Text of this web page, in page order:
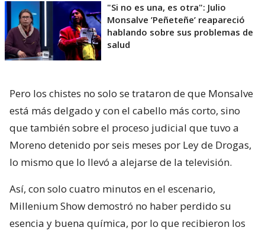
"Si no es una, es otra": Julio
Monsalve ’Peñeteñe’ reapareció
hablando sobre sus problemas de
salud
Pero los chistes no solo se trataron de que Monsalve
está más delgado y con el cabello más corto, sino
que también sobre el proceso judicial que tuvo a
Moreno detenido por seis meses por Ley de Drogas,
lo mismo que lo llevó a alejarse de la televisión.
Así, con solo cuatro minutos en el escenario,
Millenium Show demostró no haber perdido su
esencia y buena química, por lo que recibieron los